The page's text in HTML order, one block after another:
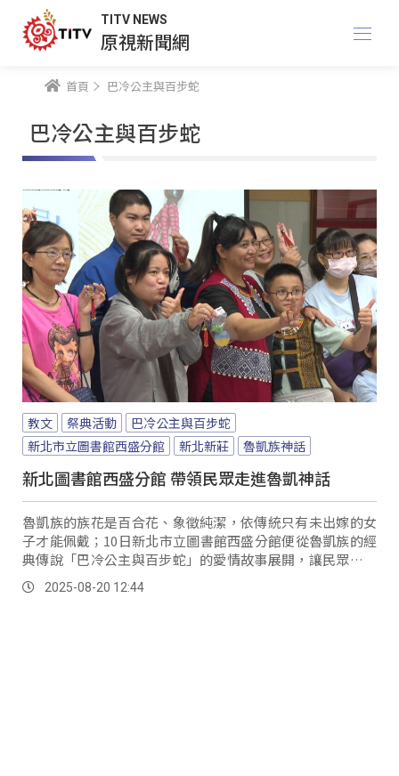
TITV NEWS
原視新聞網
首頁 巴冷公主與百步蛇
巴冷公主與百步蛇
教文 祭典活動
巴冷公主與百步蛇
新北市立圖書館西盛分館
新北新莊 魯凱族神話
新北圖書館西盛分館 帶領民眾走進魯凱神話
魯凱族的族花是百合花、象徵純潔，依傳統只有未出嫁的女
子才能佩戴；10日新北市立圖書館西盛分館便從魯凱族的經
典傳說「巴冷公主與百步蛇」的愛情故事展開，讓民眾在聽
故事的同時，也能走進原住民族的神話中。
2025-08-20 12:44